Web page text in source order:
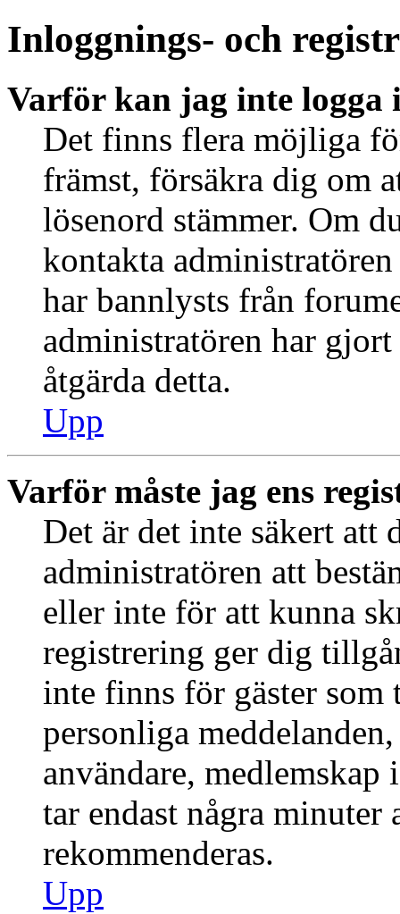
Inloggnings- och
Varför kan jag inte logga
Det finns flera möjliga
främst, försäkra dig om
lösenord stämmer. Om
kontakta
har bannlysts från
administratören har
åtgärda detta.
Upp
Varför måste jag ens
Det är det inte säkert att
administratören att
eller inte för att kunna
registrering ger dig
inte finns för gäster
personliga
användare, medlemskap
tar endast några minuter
rekommenderas.
Upp